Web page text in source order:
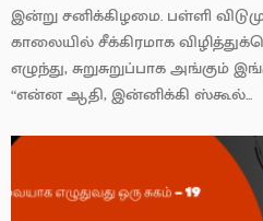
இன்று சனிக்கிழமை. பள்ளி
காலையில் சீக்கிரமாக
எழுந்து, சுறுசுறுப்பாக அங்கும்
“என்ன ஆதி, இன்னிக்கி ஸ்கூல்...